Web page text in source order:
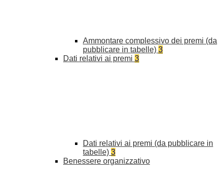
Ammontare complessivo dei premi (da
pubblicare in tabelle) 3
Dati relativi ai premi 3
Dati relativi ai premi (da pubblicare in
tabelle) 3
Benessere organizzativo